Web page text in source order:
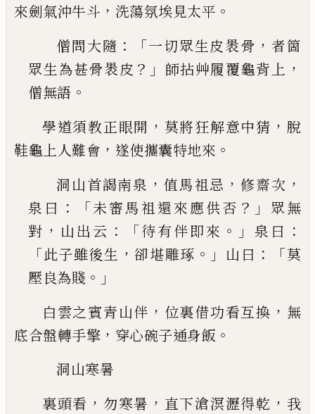
來劍氣沖牛斗 ， 洗蕩氛埃見太平 。
僧問大隨 ：「一切眾生皮褁骨 ， 者箇
眾生為甚骨褁皮 ？」 師拈艸履覆龜背上 ，
僧無語 。
學道須教正眼開 ， 莫將狂解意中猜 ， 脫
鞋龜上人難會 ， 遂使攜囊特地來 。
洞山首謁南泉 ， 值馬祖忌 ，修齋次 ，
泉曰 ：「未審馬祖還來應供否 ？」 眾無
對 ， 山出云 ：「待有伴即來 。」 泉曰 ：
「此子雖後生 ，卻堪雕琢 。」 山曰 ：「莫
壓良為賤 。」
白雲之賓青山伴 ， 位裏借功看互換 ， 無
底合盤轉手擎 ， 穿心碗子通身飯 。
洞山寒暑
裏頭看 ， 勿寒暑 ， 直下滄溟瀝得乾 ， 我